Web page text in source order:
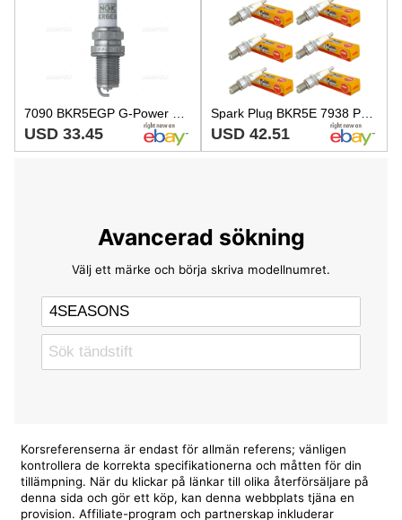
USD 33.45 USD 42.51
Avancerad sökning
Välj ett märke och börja skriva modellnumret.
Korsreferenserna är endast för allmän referens; vänligen
kontrollera de korrekta specifikationerna och måtten för din
tillämpning. När du klickar på länkar till olika återförsäljare på
denna sida och gör ett köp, kan denna webbplats tjäna en
provision. Affiliate-program och partnerskap inkluderar